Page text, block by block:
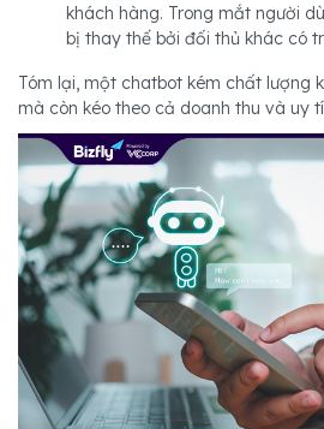
khách hàng. Trong mắt người
bị thay thế bởi đối thủ khác có
Tóm lại, một chatbot kém chất lượng
mà còn kéo theo cả doanh thu và uy